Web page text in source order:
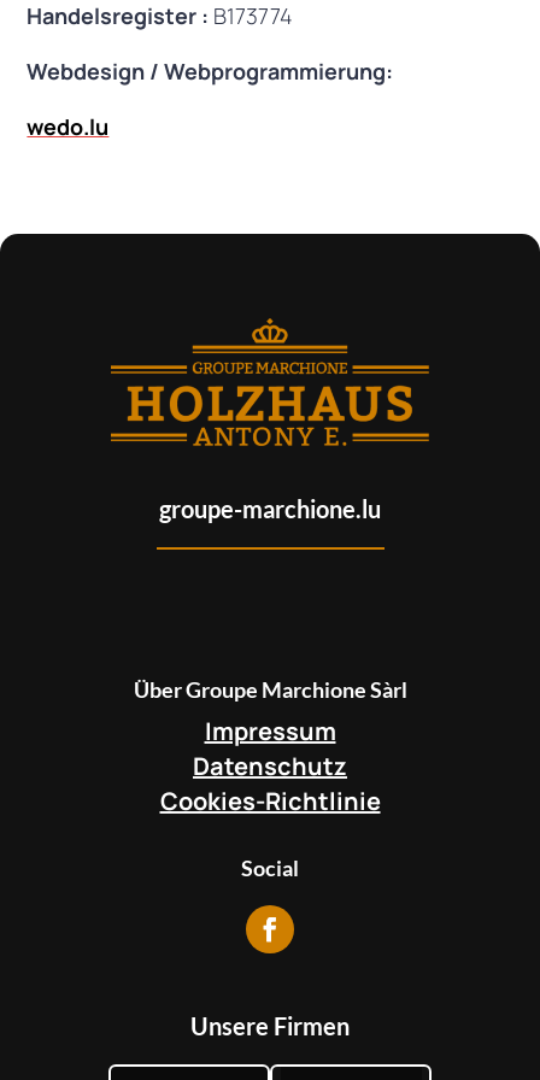
Handelsregister : B173774
Webdesign / Webprogrammierung:
wedo.lu
groupe-marchione.lu
Über Groupe Marchione Sàrl
Impressum
Datenschutz
Cookies-Richtlinie
Social
Unsere Firmen